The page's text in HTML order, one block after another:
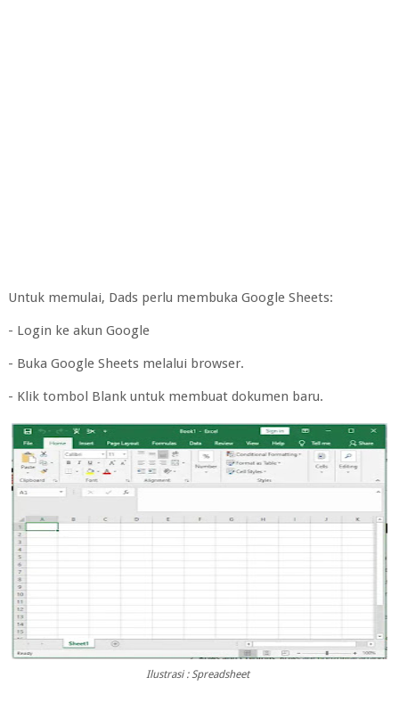
Untuk memulai, Dads perlu membuka Google Sheets:
- Login ke akun Google
- Buka Google Sheets melalui browser.
- Klik tombol Blank untuk membuat dokumen baru.
Ilustrasi : Spreadsheet